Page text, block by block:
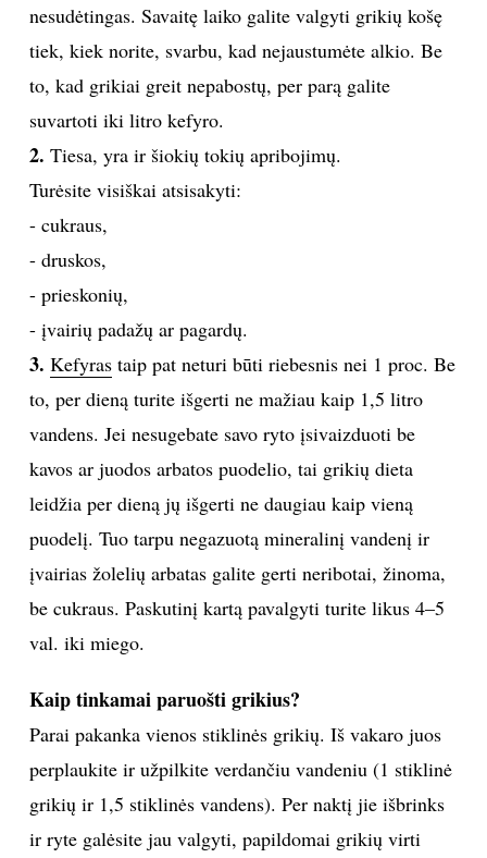
RECEPTAI
VAIKAI
NELAIMĖS
PRIVATUMO POLITIKA
Sekite mus:
PRENUMERUOK
NAUJIENLAIŠKĮ
Prenumeruodami portalą,
nesudėtingas. Savaitę laiko galite valgyti grikių košę
tiek, kiek norite, svarbu, kad nejaustumėte alkio. Be
to, kad grikiai greit nepabostų, per parą galite
suvartoti iki litro kefyro.
2. Tiesa, yra ir šiokių tokių apribojimų.
Turėsite visiškai atsisakyti:
- cukraus,
- druskos,
- prieskonių,
- įvairių padažų ar pagardų.
3. Kefyrastaip pat neturi būti riebesnis nei 1 proc. Be
to, per dieną turite išgerti ne mažiau kaip 1,5 litro
vandens. Jei nesugebate savo ryto įsivaizduoti be
kavos ar juodos arbatos puodelio, tai grikių dieta
leidžia per dieną jų išgerti ne daugiau kaip vieną
puodelį. Tuo tarpu negazuotą mineralinį vandenį ir
įvairias žolelių arbatas galite gerti neribotai, žinoma,
be cukraus. Paskutinį kartą pavalgyti turite likus 4–5
val. iki miego.
Kaip tinkamai paruošti grikius?
Parai pakanka vienos stiklinės grikių. Iš vakaro juos
perplaukite ir užpilkite verdančiu vandeniu (1 stiklinė
grikių ir 1,5 stiklinės vandens). Per naktį jie išbrinks
ir ryte galėsite jau valgyti, papildomai grikių virti